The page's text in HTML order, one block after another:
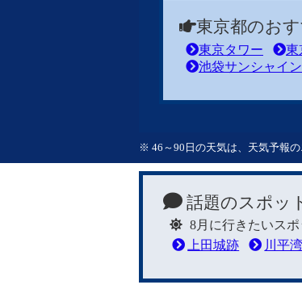
東京都のお
東京タワー 東
池袋サンシャイ
※ 46～90日の天気は、天気予報
話題のスポッ
8月に行きたいスポ
上田城跡
川平湾